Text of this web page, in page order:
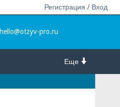
Регистрация / Вход
hello@otzyv-pro.ru
Еще